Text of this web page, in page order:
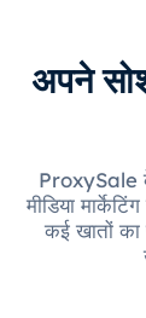
अपने
ProxySale
मीडिया
कई खातों